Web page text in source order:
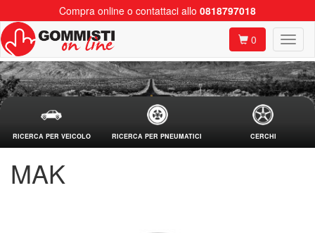
Compra online o contattaci allo 0818797018
0
RICERCA PER VEICOLO RICERCA PER PNEUMATICI CERCHI
MAK